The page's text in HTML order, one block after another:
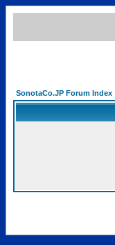
SonotaCo.JP Forum Index